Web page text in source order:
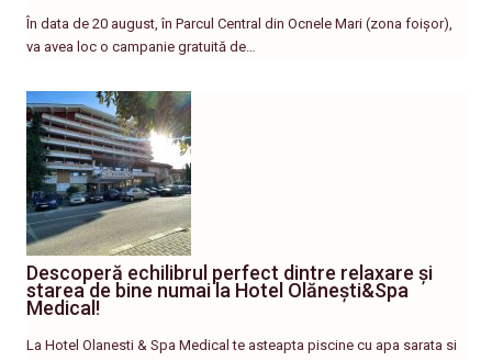
În data de 20 august, în Parcul Central din Ocnele Mari (zona foișor),
va avea loc o campanie gratuită de…
Descoperă echilibrul perfect dintre relaxare și
starea de bine numai la Hotel Olănești&Spa
Medical!
La Hotel Olanesti & Spa Medical te asteapta piscine cu apa sarata si